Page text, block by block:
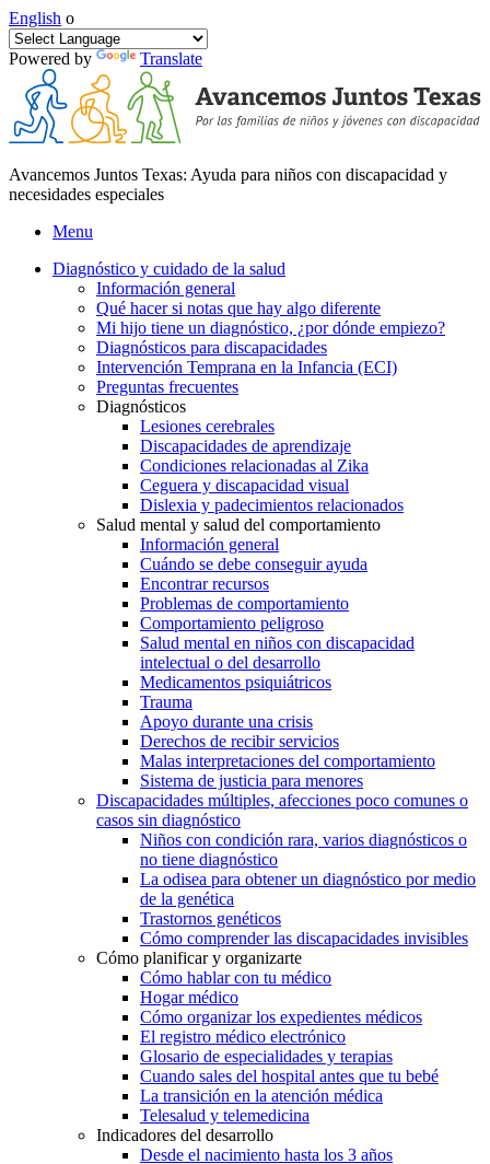
English o
Powered by Translate
Avancemos Juntos Texas: Ayuda para niños con discapacidad y
necesidades especiales
Menu
Diagnóstico y cuidado de la salud
Información general
Qué hacer si notas que hay algo diferente
Mi hijo tiene un diagnóstico, ¿por dónde empiezo?
Diagnósticos para discapacidades
Intervención Temprana en la Infancia (ECI)
Preguntas frecuentes
Diagnósticos
Lesiones cerebrales
Discapacidades de aprendizaje
Condiciones relacionadas al Zika
Ceguera y discapacidad visual
Dislexia y padecimientos relacionados
Salud mental y salud del comportamiento
Información general
Cuándo se debe conseguir ayuda
Encontrar recursos
Problemas de comportamiento
Comportamiento peligroso
Salud mental en niños con discapacidad
intelectual o del desarrollo
Medicamentos psiquiátricos
Trauma
Apoyo durante una crisis
Derechos de recibir servicios
Malas interpretaciones del comportamiento
Sistema de justicia para menores
Discapacidades múltiples, afecciones poco comunes o
casos sin diagnóstico
Niños con condición rara, varios diagnósticos o
no tiene diagnóstico
La odisea para obtener un diagnóstico por medio
de la genética
Trastornos genéticos
Cómo comprender las discapacidades invisibles
Cómo planificar y organizarte
Cómo hablar con tu médico
Hogar médico
Cómo organizar los expedientes médicos
El registro médico electrónico
Glosario de especialidades y terapias
Cuando sales del hospital antes que tu bebé
La transición en la atención médica
Telesalud y telemedicina
Indicadores del desarrollo
Desde el nacimiento hasta los 3 años